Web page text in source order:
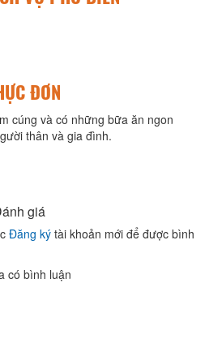
ĐƠN
cúng và có những bữa ăn ngon
thân và gia đình.
giá
Đăng ký tài khoản mới để được bình
có bình luận